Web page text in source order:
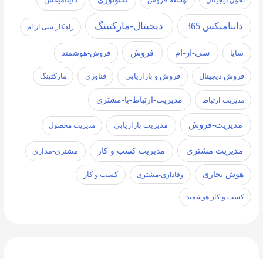
داینامیکس 365 دیجیتال-مارکتینگ راهکار سی ار ام
سایا سی-ار-ام فروش فروش-هوشمند
فروش دیجیتال فروش و بازاریابی فناوری مارکتینگ
ارتباط مدیریت-ارتباط-با-مشتری
مدیریت-فروش مدیریت بازاریابی مدیریت محصول
مدیریت مشتری مدیریت کسب و کار مشتری-مداری
هوش تجاری وفاداری-مشتری کسب و کار
و کار هوشمند